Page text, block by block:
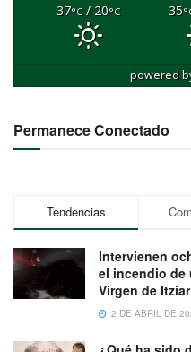
37°C/ 20°C 35
powered
Permanece Conectado
Tendencias
Intervienen
el incendio de
Virgen de
2 DE ABRIL DE